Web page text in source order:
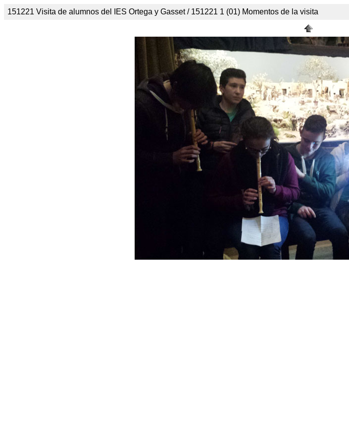
151221 Visita de alumnos del IES Ortega y Gasset / 151221 1 (01) Momentos de la visita